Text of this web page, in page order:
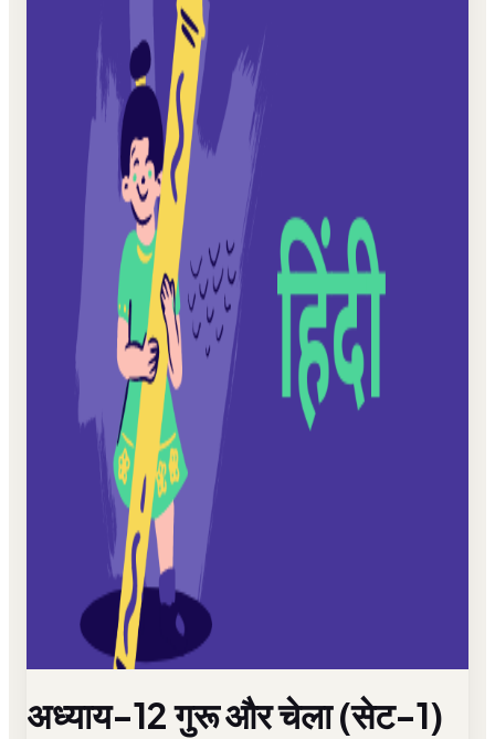
अध्याय-12 गुरू और चेला (सेट-1)